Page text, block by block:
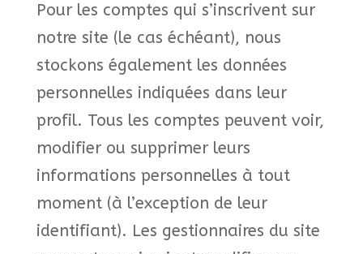
Pour les comptes qui s’inscrivent sur
notre site (le cas échéant), nous
stockons également les données
personnelles indiquées dans leur
profil. Tous les comptes peuvent voir,
modifier ou supprimer leurs
informations personnelles à tout
moment (à l’exception de leur
identifiant). Les gestionnaires du site